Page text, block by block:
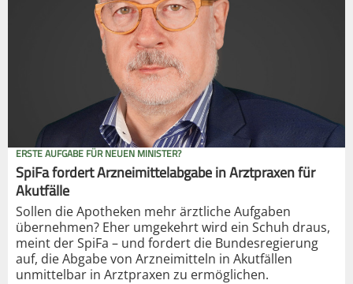
ERSTE AUFGABE FÜR NEUEN MINISTER?
SpiFa fordert Arzneimittelabgabe in Arztpraxen für
Akutfälle
Sollen die Apotheken mehr ärztliche Aufgaben
übernehmen? Eher umgekehrt wird ein Schuh draus,
meint der SpiFa – und fordert die Bundesregierung
auf, die Abgabe von Arzneimitteln in Akutfällen
unmittelbar in Arztpraxen zu ermöglichen.